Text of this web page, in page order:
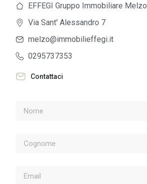
EFFEGI Gruppo Immobiliare Melzo
Via Sant' Alessandro 7
melzo@immobilieffegi.it
0295737353
Contattaci